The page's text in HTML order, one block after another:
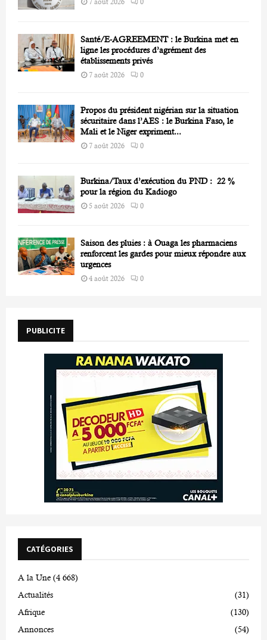
7 août 2026 0
Santé/E-AGREEMENT : le Burkina met en
ligne les procédures d’agrément des
établissements privés
7 août 2026 0
Propos du président nigérian sur la situation
sécuritaire dans l’AES : le Burkina Faso, le
Mali et le Niger expriment...
7 août 2026 0
Burkina/Taux d’exécution du PND : 22 %
pour la région du Kadiogo
5 août 2026 0
Saison des pluies : à Ouaga les pharmaciens
renforcent les gardes pour mieux répondre aux
urgences
4 août 2026 0
PUBLICITE
CATÉGORIES
A la Une (4 668)
Actualités
(31)
Afrique
(130)
Annonces
(54)